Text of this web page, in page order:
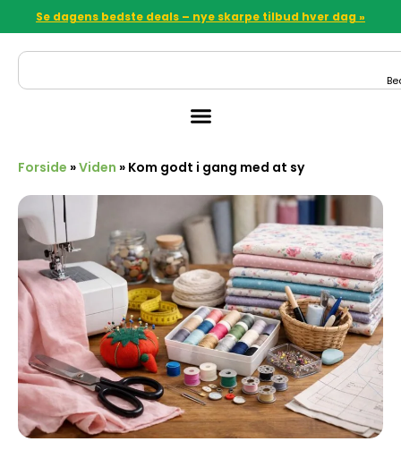
Se dagens bedste deals – nye skarpe tilbud hver dag »
Forside »Viden » Kom godt i gang med at sy